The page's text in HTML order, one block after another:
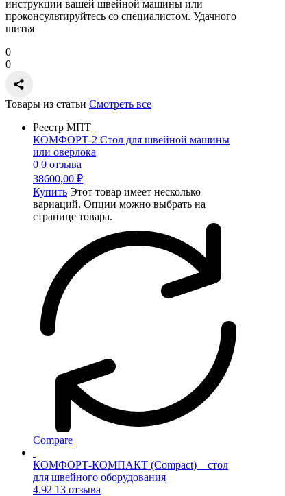
инструкции вашей швейной машины или
проконсультируйтесь со специалистом. Удачного
шитья
0
0
Товары из статьи Смотреть все
Реестр МПТ
КОМФОРТ-2 Стол для швейной машины
или оверлока
0 0 отзыва
38600,00 ₽
Купить Этот товар имеет несколько
вариаций. Опции можно выбрать на
странице товара.
Compare
КОМФОРТ-КОМПАКТ (Compact) _ cтол
для швейного оборудования
4.92 13 отзыва